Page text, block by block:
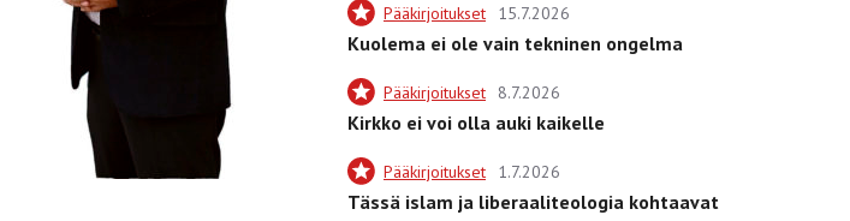
Pääkirjoitukset 15.7.2026
Kuolema ei ole vain tekninen ongelma
Pääkirjoitukset 8.7.2026
Kirkko ei voi olla auki kaikelle
Pääkirjoitukset 1.7.2026
Tässä islam ja liberaaliteologia kohtaavat